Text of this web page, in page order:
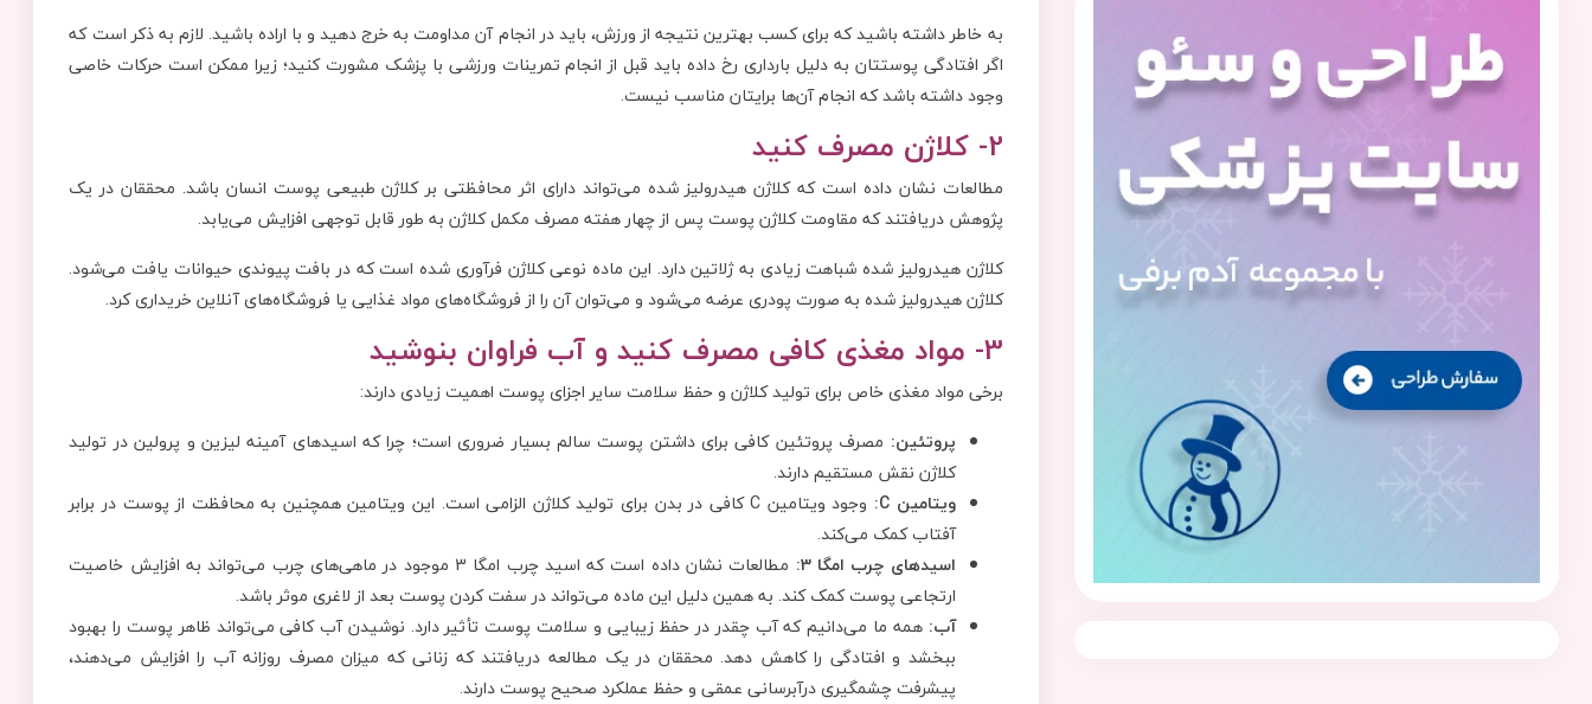
به خاطر داشته باشید که برای کسب بهترین نتیجه از ورزش، باید در انجام آن مداومت به خرج دهید و با اراده باشید. لازم به ذکر است که
اگر افتادگی پوستتان به دلیل بارداری رخ داده باید قبل از انجام تمرینات ورزشی با پزشک مشورت کنید؛ زیرا ممکن است حرکات خاصی
وجود داشته باشد که انجام آن‌ها برایتان مناسب نیست.
2- کلاژن مصرف کنید
مطالعات نشان داده است که کلاژن هیدرولیز شده می‌تواند دارای اثر محافظتی بر کلاژن طبیعی پوست انسان باشد. محققان در یک
پژوهش دریافتند که مقاومت کلاژن پوست پس از چهار هفته مصرف مکمل کلاژن به طور قابل توجهی افزایش می‌یابد.
کلاژن هیدرولیز شده شباهت زیادی به ژلاتین دارد. این ماده نوعی کلاژن فرآوری شده است که در بافت پیوندی حیوانات یافت می‌شود.
کلاژن هیدرولیز شده به صورت پودری عرضه می‌شود و می‌توان آن را از فروشگاه‌های مواد غذایی یا فروشگاه‌های آنلاین خریداری کرد.
3- مواد مغذی کافی مصرف کنید و آب فراوان بنوشید
برخی مواد مغذی خاص برای تولید کلاژن و حفظ سلامت سایر اجزای پوست اهمیت زیادی دارند:
پروتئین: مصرف پروتئین کافی برای داشتن پوست سالم بسیار ضروری است؛ چرا که اسیدهای آمینه لیزین و پرولین در تولید
کلاژن نقش مستقیم دارند.
ویتامینC
:
وجود ویتامین C کافی در بدن برای تولید کلاژن الزامی است. این ویتامین همچنین به محافظت از پوست در برابر
آفتاب کمک می‌کند.
اسیدهای چرب امگا 3:
مطالعات نشان داده است که اسید چرب امگا 3 موجود در ماهی‌های چرب می‌تواند به افزایش خاصیت
ارتجاعی پوست کمک کند. به همین دلیل این ماده می‌تواند در سفت کردن پوست بعد از لاغری موثر باشد.
آب: همه ما می‌دانیم که آب چقدر در حفظ زیبایی و سلامت پوست تأثیر دارد. نوشیدن آب کافی می‌تواند ظاهر پوست را بهبود
ببخشد و افتادگی را کاهش دهد. محققان در یک مطالعه دریافتند که زنانی که میزان مصرف روزانه آب را افزایش می‌دهند،
پیشرفت چشمگیری درآبرسانی عمقی و حفظ عملکرد صحیح پوست دارند.